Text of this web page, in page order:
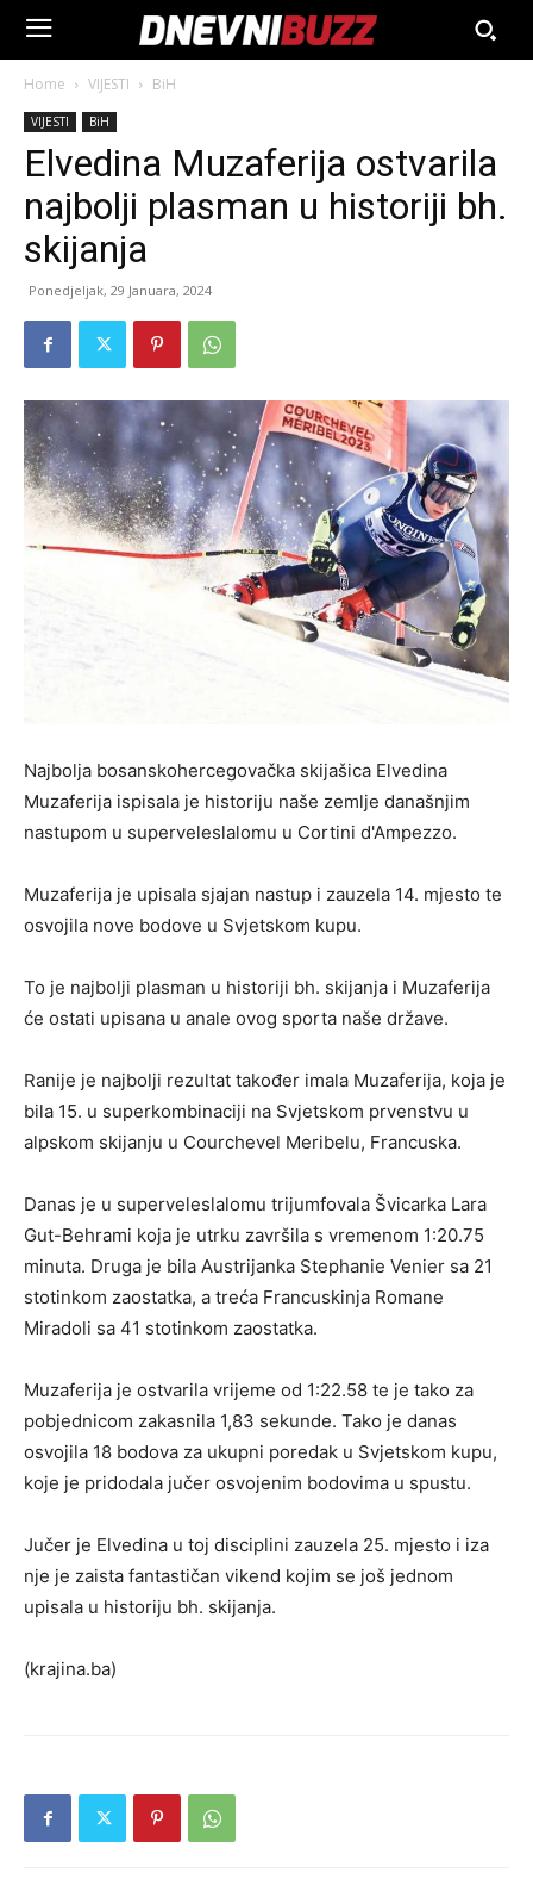
Home VIJESTI BiH
VIJESTI BiH
Elvedina Muzaferija ostvarila
najbolji plasman u historiji bh.
skijanja
Ponedjeljak, 29 Januara, 2024
Najbolja bosanskohercegovačka skijašica Elvedina
Muzaferija ispisala je historiju naše zemlje današnjim
nastupom u superveleslalomu u Cortini d'Ampezzo.
Muzaferija je upisala sjajan nastup i zauzela 14. mjesto te
osvojila nove bodove u Svjetskom kupu.
To je najbolji plasman u historiji bh. skijanja i Muzaferija
će ostati upisana u anale ovog sporta naše države.
Ranije je najbolji rezultat također imala Muzaferija, koja je
bila 15. u superkombinaciji na Svjetskom prvenstvu u
alpskom skijanju u Courchevel Meribelu, Francuska.
Danas je u superveleslalomu trijumfovala Švicarka Lara
Gut-Behrami koja je utrku završila s vremenom 1:20.75
minuta. Druga je bila Austrijanka Stephanie Venier sa 21
stotinkom zaostatka, a treća Francuskinja Romane
Miradoli sa 41 stotinkom zaostatka.
Muzaferija je ostvarila vrijeme od 1:22.58 te je tako za
pobjednicom zakasnila 1,83 sekunde. Tako je danas
osvojila 18 bodova za ukupni poredak u Svjetskom kupu,
koje je pridodala jučer osvojenim bodovima u spustu.
Jučer je Elvedina u toj disciplini zauzela 25. mjesto i iza
nje je zaista fantastičan vikend kojim se još jednom
upisala u historiju bh. skijanja.
(krajina.ba)